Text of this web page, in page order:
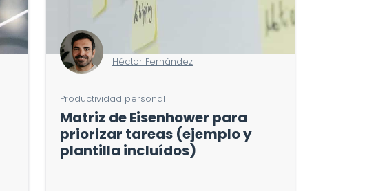
Héctor Fernández
Productividad personal
Matriz de Eisenhower para
priorizar tareas (ejemplo y
plantilla incluídos)